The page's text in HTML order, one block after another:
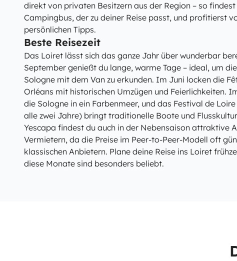
direkt von privaten Besitzern aus der Region – so
Campingbus, der zu deiner Reise passt, und profitierst
persönlichen Tipps.
Beste Reisezeit
Das Loiret lässt sich das ganze Jahr über wunderbar
September genießt du lange, warme Tage – ideal, um
Sologne mit dem Van zu erkunden. Im Juni locken die
Orléans mit historischen Umzügen und Feierlichkeiten.
die Sologne in ein Farbenmeer, und das Festival de
alle zwei Jahre) bringt traditionelle Boote und
Yescapa findest du auch in der Nebensaison attraktive
Vermietern, da die Preise im Peer-to-Peer-Modell oft
klassischen Anbietern. Plane deine Reise ins Loiret
diese Monate sind besonders beliebt.